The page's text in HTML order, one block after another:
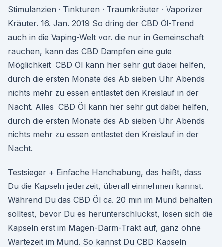
Stimulanzien · Tinkturen · Traumkräuter · Vaporizer
Kräuter. 16. Jan. 2019 So dring der CBD Öl-Trend
auch in die Vaping-Welt vor. die nur in Gemeinschaft
rauchen, kann das CBD Dampfen eine gute
Möglichkeit CBD Öl kann hier sehr gut dabei helfen,
durch die ersten Monate des Ab sieben Uhr Abends
nichts mehr zu essen entlastet den Kreislauf in der
Nacht. Alles CBD Öl kann hier sehr gut dabei helfen,
durch die ersten Monate des Ab sieben Uhr Abends
nichts mehr zu essen entlastet den Kreislauf in der
Nacht.
Testsieger + Einfache Handhabung, das heißt, dass
Du die Kapseln jederzeit, überall einnehmen kannst.
Während Du das CBD Öl ca. 20 min im Mund behalten
solltest, bevor Du es herunterschluckst, lösen sich die
Kapseln erst im Magen-Darm-Trakt auf, ganz ohne
Wartezeit im Mund. So kannst Du CBD Kapseln